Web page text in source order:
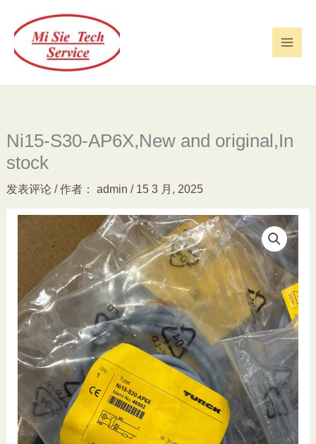
Ni15-S30-AP6X,New and original,In
stock
发表评论 / 作者： admin / 15 3 月, 2025